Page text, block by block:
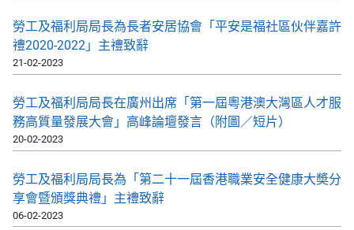
​勞工及福利局局長為長者安居協會「平安是福社區伙伴嘉許
禮2020-2022」主禮致辭
21-02-2023
勞工及福利局局長在廣州出席「第一屆粵港澳大灣區人才服
務高質量發展大會」高峰論壇發言（附圖／短片）
20-02-2023
勞工及福利局局長為「第二十一屆香港職業安全健康大奬分
享會暨頒獎典禮」主禮致辭
06-02-2023